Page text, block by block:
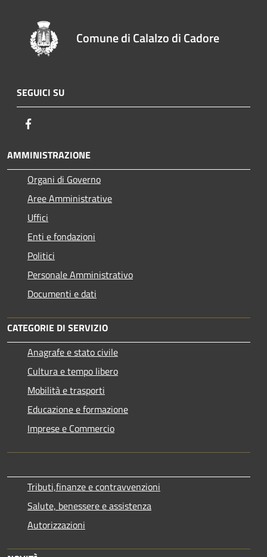
Comune di Calalzo di Cadore
SEGUICI SU
AMMINISTRAZIONE
Organi di Governo
Aree Amministrative
Uffici
Enti e fondazioni
Politici
Personale Amministrativo
Documenti e dati
CATEGORIE DI SERVIZIO
Anagrafe e stato civile
Cultura e tempo libero
Mobilità e trasporti
Educazione e formazione
Imprese e Commercio
Tributi,finanze e contravvenzioni
Salute, benessere e assistenza
Autorizzazioni